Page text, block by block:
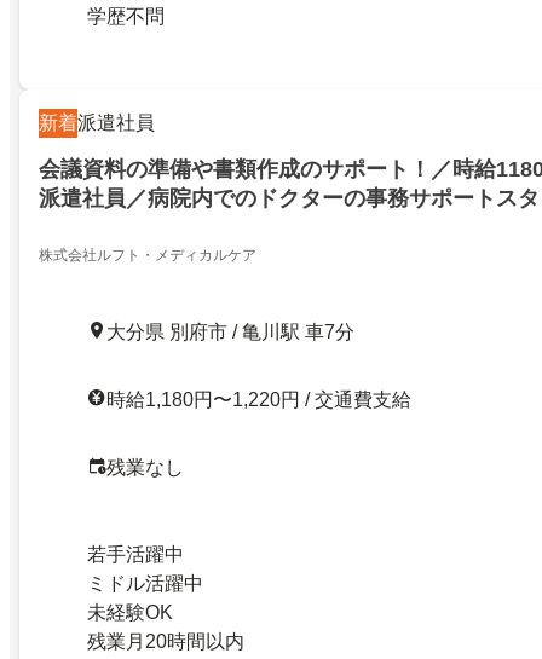
学歴不問
新着派遣社員
会議資料の準備や書類作成のサポート！／時給
派遣社員／病院内でのドクターの事務サポートス
ターの事務サポート業務医師事務経験者時給UP未
株式会社ルフト・メディカルケア
大分県 別府市 / 亀川駅 車7分
時給1,180円〜1,220円 / 交通費支給
残業なし
若手活躍中
ミドル活躍中
未経験OK
残業月20時間以内